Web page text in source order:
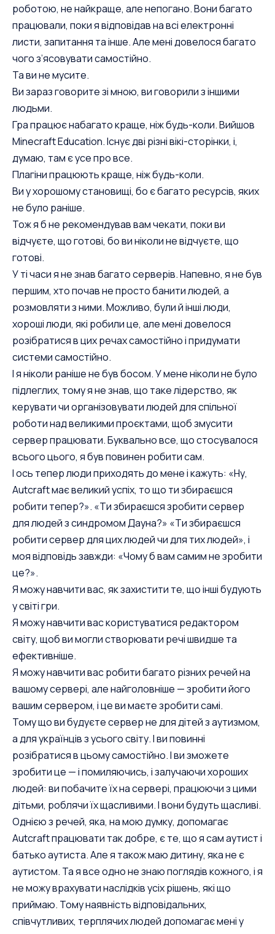
роботою, не найкраще, але непогано. Вони багато
працювали, поки я відповідав на всі електронні
листи, запитання та інше. Але мені довелося багато
чого з’ясовувати самостійно.
Та ви не мусите.
Ви зараз говорите зі мною, ви говорили з іншими
людьми.
Гра працює набагато краще, ніж будь-коли. Вийшов
Minecraft Education. Існує дві різні вікі-сторінки, і,
думаю, там є усе про все.
Плагіни працюють краще, ніж будь-коли.
Ви у хорошому становищі, бо є багато ресурсів, яких
не було раніше.
Тож я б не рекомендував вам чекати, поки ви
відчуєте, що готові, бо ви ніколи не відчуєте, що
готові.
У ті часи я не знав багато серверів. Напевно, я не був
першим, хто почав не просто банити людей, а
розмовляти з ними. Можливо, були й інші люди,
хороші люди, які робили це, але мені довелося
розібратися в цих речах самостійно і придумати
системи самостійно.
І я ніколи раніше не був босом. У мене ніколи не було
підлеглих, тому я не знав, що таке лідерство, як
керувати чи організовувати людей для спільної
роботи над великими проєктами, щоб змусити
сервер працювати. Буквально все, що стосувалося
всього цього, я був повинен робити сам.
І ось тепер люди приходять до мене і кажуть: «Ну,
Autcraft має великий успіх, то що ти збираєшся
робити тепер?». «Ти збираєшся зробити сервер
для людей з синдромом Дауна?» «Ти збираєшся
робити сервер для цих людей чи для тих людей», і
моя відповідь завжди: «Чому б вам самим не зробити
це?».
Я можу навчити вас, як захистити те, що інші будують
у світі гри.
Я можу навчити вас користуватися редактором
світу, щоб ви могли створювати речі швидше та
ефективніше.
Я можу навчити вас робити багато різних речей на
вашому сервері, але найголовніше — зробити його
вашим сервером, і це ви маєте зробити самі.
Тому що ви будуєте сервер не для дітей з аутизмом,
а для українців з усього світу. І ви повинні
розібратися в цьому самостійно. І ви зможете
зробити це — і помиляючись, і залучаючи хороших
людей: ви побачите їх на сервері, працюючи з цими
дітьми, роблячи їх щасливими. І вони будуть щасливі.
Однією з речей, яка, на мою думку, допомагає
Autcraft працювати так добре, є те, що я сам аутист і
батько аутиста. Але я також маю дитину, яка не є
аутистом. Та я все одно не знаю поглядів кожного, і я
не можу врахувати наслідків усіх рішень, які що
приймаю. Тому наявність відповідальних,
співчутливих, терплячих людей допомагає мені у